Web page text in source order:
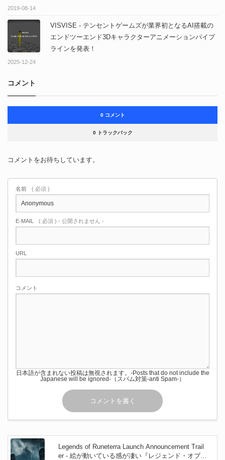
2019-08-14
VISVISE - テンセントゲームズが業界初となるAI搭載の
エンドツーエンド3Dキャラクターアニメーションパイプ
ラインを発表！
2025-12-24
コメント
0 コメント
0 トラックバック
コメントをお待ちしています。
名前 ( 必須 )
E-MAIL ( 必須 ) - 公開されません -
URL
コメント
日本語が含まれない投稿は無視されます。-Posts that do not include the
Japanese will be ignored-（スパム対策-anti Spam-）
Legends of Runeterra Launch Announcement Trail
er - 絵が動いている感が凄い『レジェンド・オブ・